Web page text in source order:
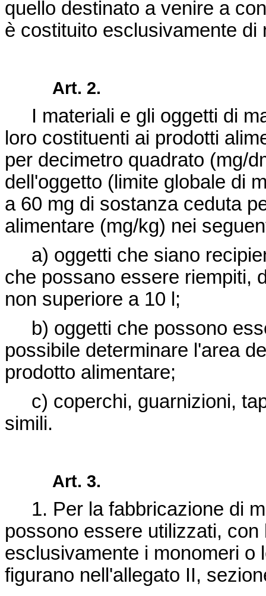
quello destinato a venire a
è costituito esclusivamente di
Art. 2.
I materiali e gli oggetti di
loro costituenti ai prodotti
per decimetro quadrato (mg/
dell'oggetto (limite globale di
a 60 mg di sostanza ceduta
alimentare (mg/kg) nei
a) oggetti che siano
che possano essere riempiti,
non superiore a 10 l;
b) oggetti che possono
possibile determinare l'area
prodotto alimentare;
c) coperchi, guarnizioni,
simili.
Art. 3.
1. Per la fabbricazione di
possono essere utilizzati,
esclusivamente i monomeri o
figurano nell'allegato II,